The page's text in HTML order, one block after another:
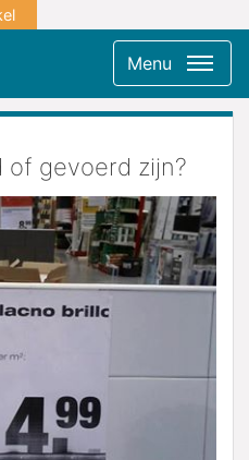
Menu
of gevoerd zijn?